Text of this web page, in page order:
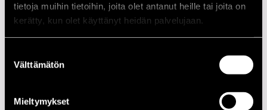
tietoja muihin tietoihin, joita olet antanut heille tai joita on
kerätty, kun olet käyttänyt heidän palvelujaan.
valinta
Välttämätön
Mieltymykset
2020-LUKU
Esiintymiset vuonna 2001
PÄIVÄ AIKA PAIKKA
21.07.2001 Promenadisali